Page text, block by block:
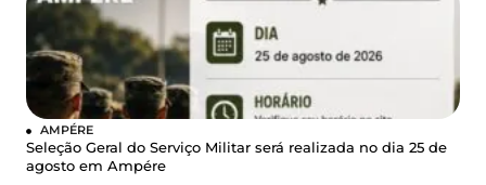
AMPÉRE
Seleção Geral do Serviço Militar será realizada no dia 25 de
agosto em Ampére